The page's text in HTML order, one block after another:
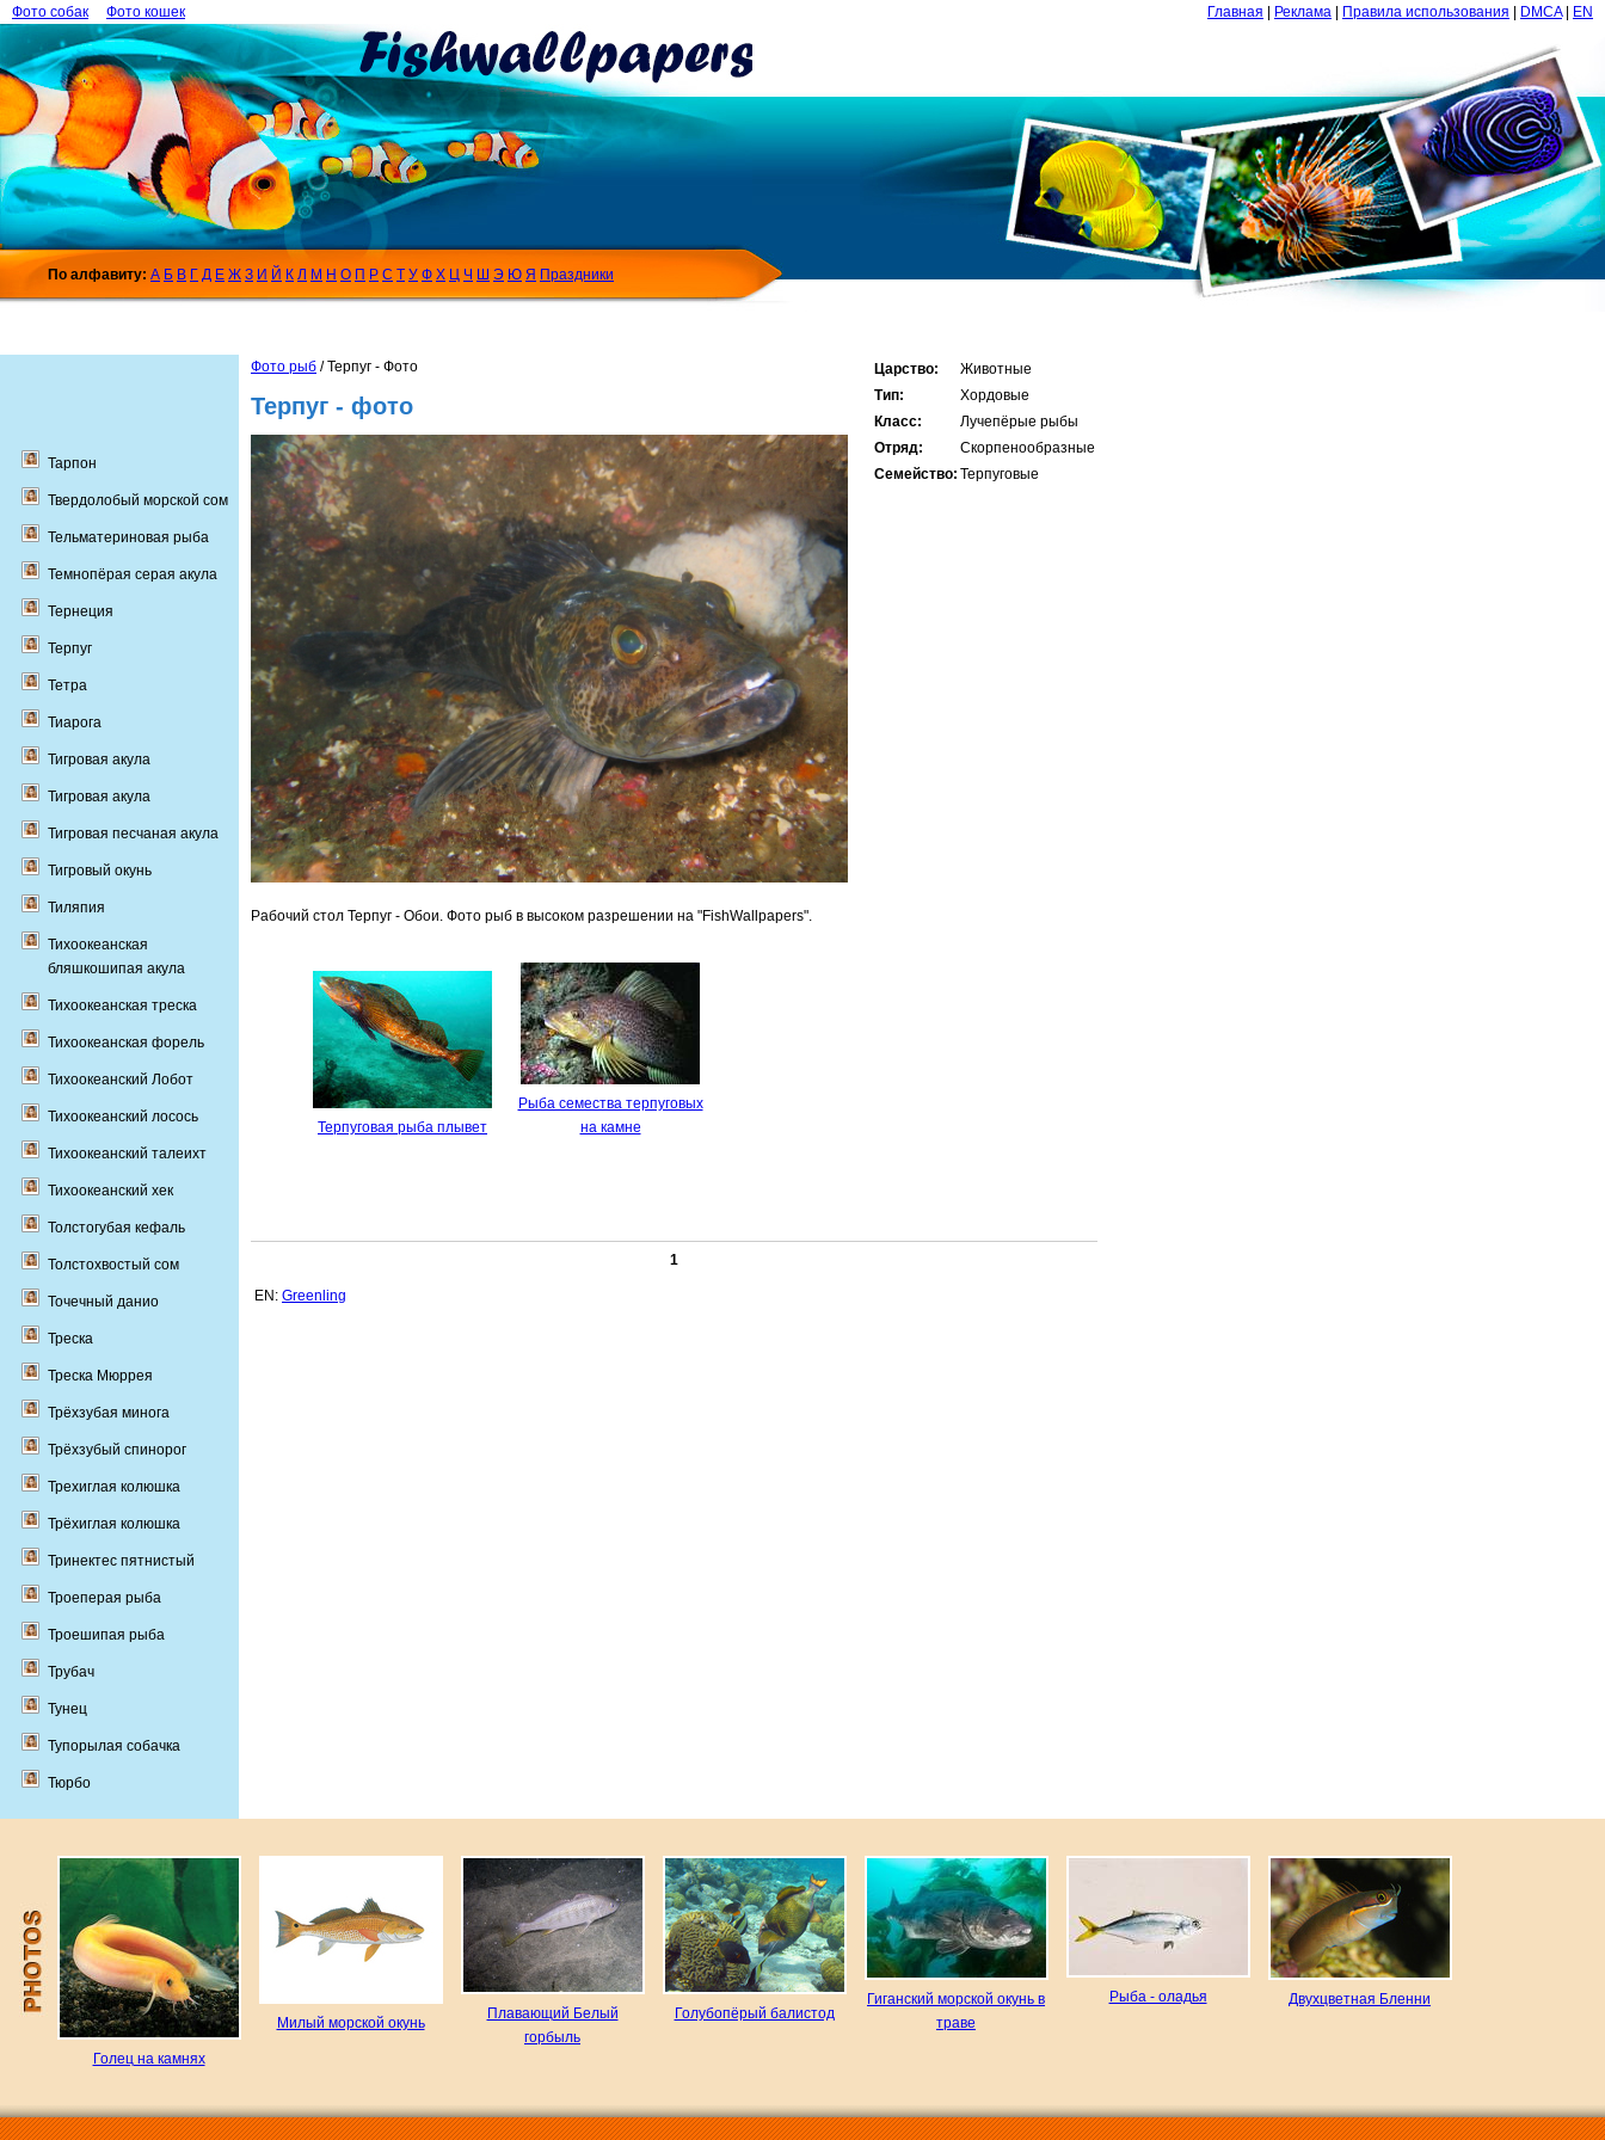
Главная Реклама Правила использования DMCA EN
Фото собак Фото кошек
По алфавиту: А Б В Г Д Е Ж З И Й К Л М Н О П Р С Т У Ф Х Ц Ч Ш Э Ю Я Праздники
Фото рыб / Терпуг - Фото
Терпуг - фото
Рабочий стол Терпуг - Обои. Фото рыб в высоком разрешении на "FishWallpapers".
Царство:
Животные
Тип:
Хордовые
Класс:
Лучепёрые рыбы
Отряд:
Скорпенообразные
Семейство: Терпуговые
Терпуговая рыба плывет
Рыба семества терпуговых
на камне
1
EN: Greenling
Тарпон
Твердолобый морской сом
Тельматериновая рыба
Темнопёрая серая акула
Тернеция
Терпуг
Тетра
Тиарога
Тигровая акула
Тигровая акула
Тигровая песчаная акула
Тигровый окунь
Тиляпия
Тихоокеанская
бляшкошипая акула
Тихоокеанская треска
Тихоокеанская форель
Тихоокеанский Лобот
Тихоокеанский лосось
Тихоокеанский талеихт
Тихоокеанский хек
Толстогубая кефаль
Толстохвостый сом
Точечный данио
Треска
Треска Мюррея
Трёхзубая минога
Трёхзубый спинорог
Трехиглая колюшка
Трёхиглая колюшка
Тринектес пятнистый
Троеперая рыба
Троешипая рыба
Трубач
Тунец
Тупорылая собачка
Тюрбо
Голец на камнях
Милый морской окунь
Плавающий Белый
горбыль
Голубопёрый балистод
Гиганский морской окунь в
траве
Рыба - оладья Двухцветная Бленни